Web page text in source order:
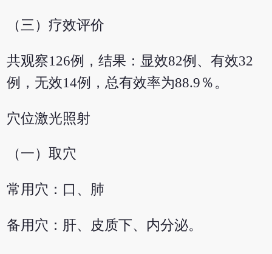
（三）疗效评价
共观察126例，结果：显效82例、有效32
例，无效14例，总有效率为88.9％。
穴位激光照射
（一）取穴
常用穴：口、肺
备用穴：肝、皮质下、内分泌。